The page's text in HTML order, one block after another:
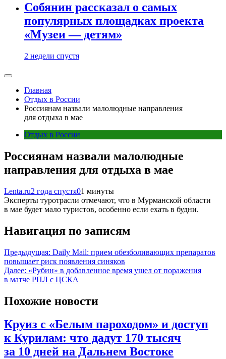
Собянин рассказал о самых
популярных площадках проекта
«Музеи — детям»
2 недели спустя
Главная
Отдых в России
Россиянам назвали малолюдные направления
для отдыха в мае
Отдых в России
Россиянам назвали малолюдные
направления для отдыха в мае
Lenta.ru2 года спустя01 минуты
Эксперты туротрасли отмечают, что в Мурманской области
в мае будет мало туристов, особенно если ехать в будни.
Навигация по записям
Предыдущая: Daily Mail: прием обезболивающих препаратов
повышает риск появления синяков
Далее: «Рубин» в добавленное время ушел от поражения
в матче РПЛ с ЦСКА
Похожие новости
Круиз с «Белым пароходом» и доступ
к Курилам: что дадут 170 тысяч
за 10 дней на Дальнем Востоке